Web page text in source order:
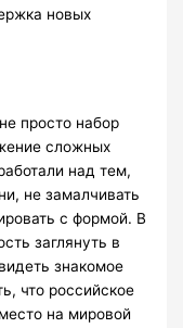
новых
просто набор
сложных
над тем,
не замалчивать
с формой. В
заглянуть в
знакомое
что российское
на мировой